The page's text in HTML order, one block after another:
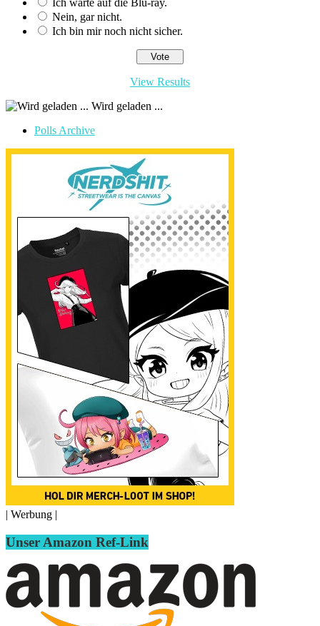
Nein, gar nicht.
Ich bin mir noch nicht sicher.
View Results
Wird geladen ...
Polls Archive
| Werbung |
Unser Amazon Ref-Link